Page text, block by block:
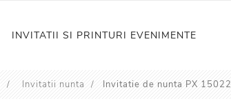
INVITATII SI PRINTURI EVENIMENTE
/ Invitatii nunta / Invitatie de nunta PX 15022